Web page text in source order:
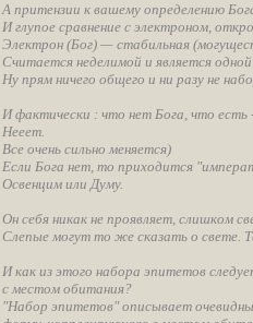
А притензии к вашему определению
И глупое сравнение с электроном,
Электрон (Бог) — стабильная
Считается неделимой и является
Ну прям ничего общего и ни разу не
И фактически : что нет Бога, что есть
Нееет.
Все очень сильно меняется)
Если Бога нет, то приходится
Освенцим или Думу.
Он себя никак не проявляет, слишком
Слепые могут то же сказать о свете.
И как из этого набора эпитетов
с местом обитания?
"Набор эпитетов" описывает